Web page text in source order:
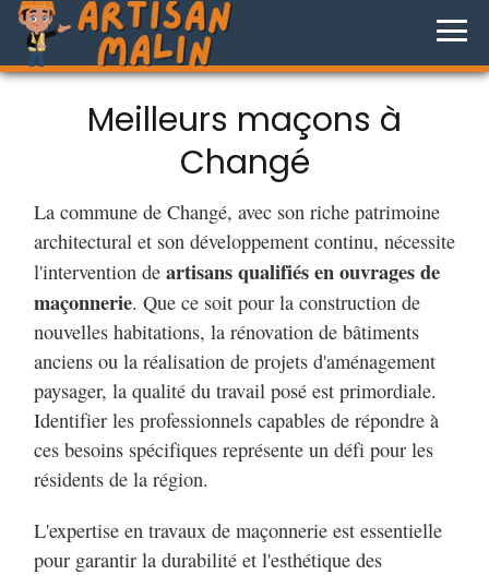
Meilleurs maçons à
Changé
La commune de Changé, avec son riche patrimoine
architectural et son développement continu, nécessite
l'intervention de artisans qualifiés en ouvrages de
maçonnerie. Que ce soit pour la construction de
nouvelles habitations, la rénovation de bâtiments
anciens ou la réalisation de projets d'aménagement
paysager, la qualité du travail posé est primordiale.
Identifier les professionnels capables de répondre à
ces besoins spécifiques représente un défi pour les
résidents de la région.
L'expertise en travaux de maçonnerie est essentielle
pour garantir la durabilité et l'esthétique des